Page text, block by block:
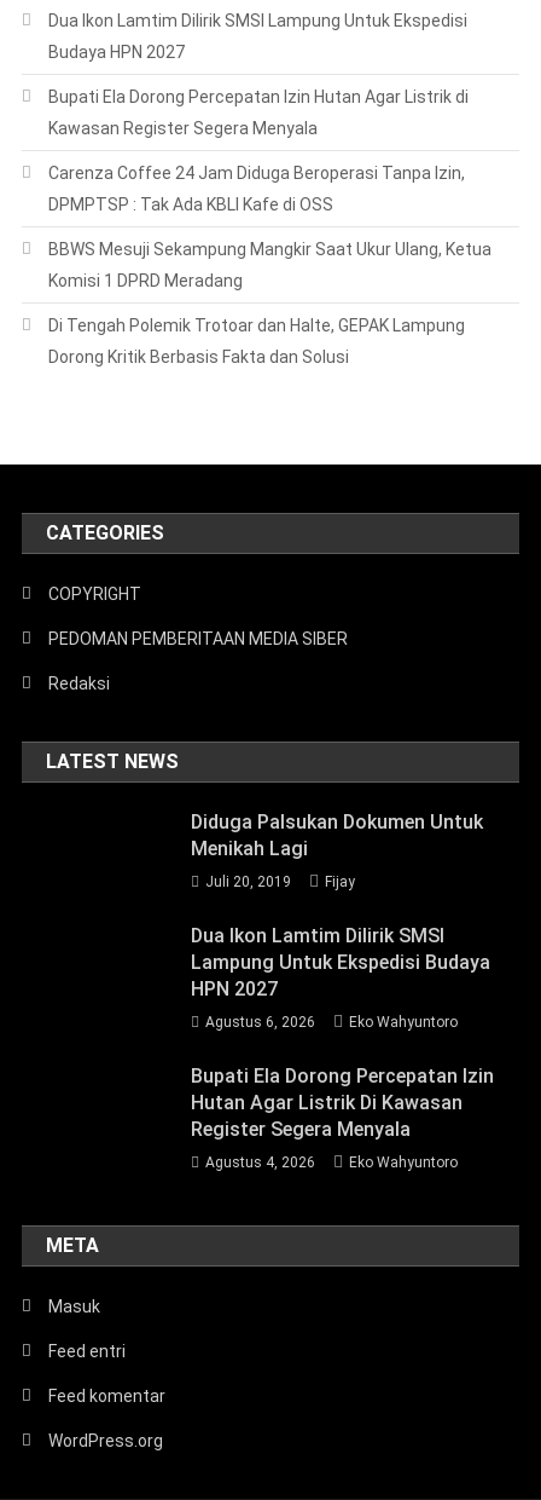
Dua Ikon Lamtim Dilirik SMSI Lampung Untuk Ekspedisi
Budaya HPN 2027
Bupati Ela Dorong Percepatan Izin Hutan Agar Listrik di
Kawasan Register Segera Menyala
Carenza Coffee 24 Jam Diduga Beroperasi Tanpa Izin,
DPMPTSP : Tak Ada KBLI Kafe di OSS
BBWS Mesuji Sekampung Mangkir Saat Ukur Ulang, Ketua
Komisi 1 DPRD Meradang
Di Tengah Polemik Trotoar dan Halte, GEPAK Lampung
Dorong Kritik Berbasis Fakta dan Solusi
CATEGORIES
COPYRIGHT
PEDOMAN PEMBERITAAN MEDIA SIBER
Redaksi
LATEST NEWS
Diduga Palsukan Dokumen Untuk
Menikah Lagi
Juli 20, 2019 Fijay
Dua Ikon Lamtim Dilirik SMSI
Lampung Untuk Ekspedisi Budaya
HPN 2027
Agustus 6, 2026 Eko Wahyuntoro
Bupati Ela Dorong Percepatan Izin
Hutan Agar Listrik Di Kawasan
Register Segera Menyala
Agustus 4, 2026 Eko Wahyuntoro
META
Masuk
Feed entri
Feed komentar
WordPress.org